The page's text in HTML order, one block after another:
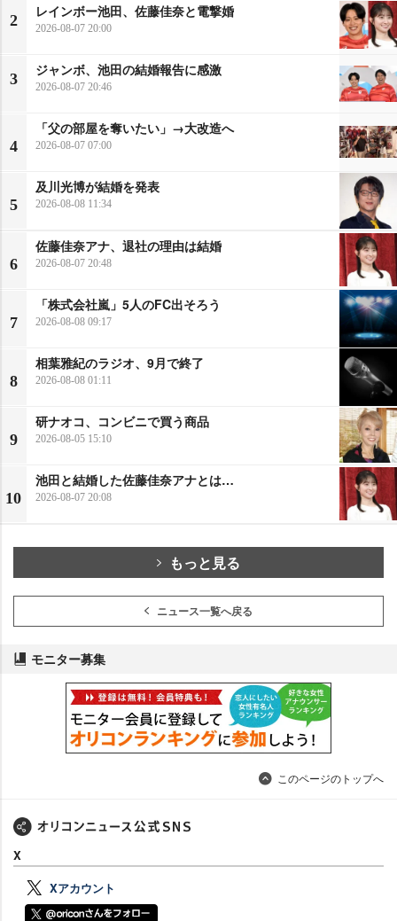
2
レインボー池田、佐藤佳奈と電撃婚
2026-08-07 20:00
3
ジャンボ、池田の結婚報告に感激
2026-08-07 20:46
4
「父の部屋を奪いたい」→大改造へ
2026-08-07 07:00
5
及川光博が結婚を発表
2026-08-08 11:34
6
佐藤佳奈アナ、退社の理由は結婚
2026-08-07 20:48
7
「株式会社嵐」5人のFC出そろう
2026-08-08 09:17
8
相葉雅紀のラジオ、9月で終了
2026-08-08 01:11
9
研ナオコ、コンビニで買う商品
2026-08-05 15:10
10
池田と結婚した佐藤佳奈アナとは…
2026-08-07 20:08
もっと見る
ニュース一覧へ戻る
モニター募集
このページのトップへ
X
Xアカウント